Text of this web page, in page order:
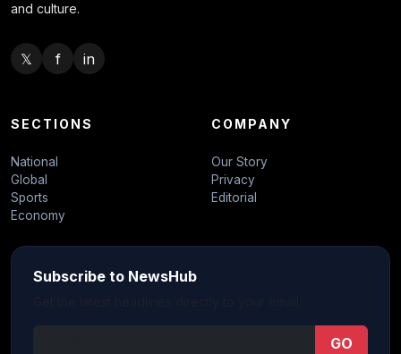
and culture.
𝕏 f in
SECTIONS
National
Global
Sports
Economy
COMPANY
Our Story
Privacy
Editorial
Subscribe to NewsHub
GO